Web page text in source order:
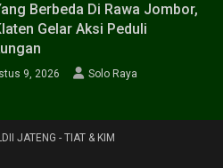
Berbeda Di Rawa Jombor,
Gelar Aksi Peduli
9, 2026 Solo Raya
JATENG - TIAT & KIM